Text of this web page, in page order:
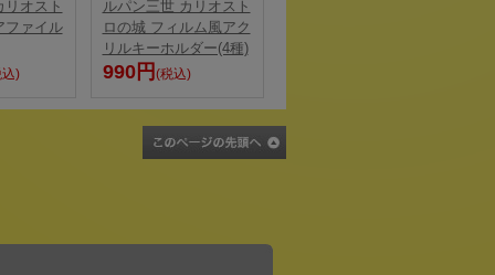
オスト
ファイル
)
ルパン三世 カリオスト
ロの城 フィルム風アク
リルキーホルダー(4種)
990円 (税込)